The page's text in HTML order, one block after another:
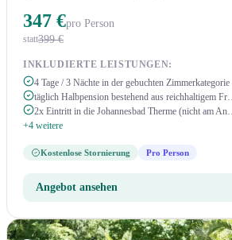
347 €pro Person
statt399 €
INKLUDIERTE LEISTUNGEN:
4 Tage / 3 Nächte in der gebuchten Zimmerkategorie
täglich Halbpension bestehend aus reichhaltigem Fr…
2x Eintritt in die Johannesbad Therme (nicht am An…
+4 weitere
Kostenlose Stornierung Pro Person
Angebot ansehen